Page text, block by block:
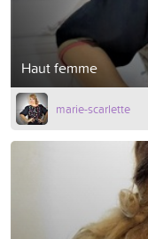
Haut femme
marie-scarlette